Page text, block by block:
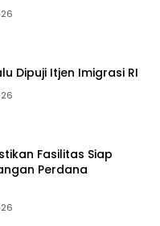
Dipuji Itjen Imigrasi RI
Fasilitas Siap
Perdana